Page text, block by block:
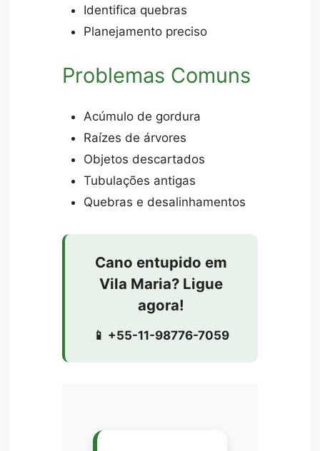
Identifica quebras
Planejamento preciso
Problemas Comuns
Acúmulo de gordura
Raízes de árvores
Objetos descartados
Tubulações antigas
Quebras e desalinhamentos
Cano entupido em
Vila Maria? Ligue
agora!
📱 +55-11-98776-7059